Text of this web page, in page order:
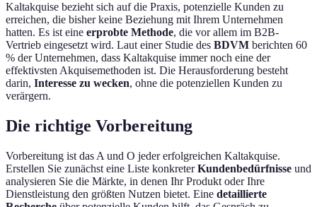
Kaltakquise bezieht sich auf die Praxis, potenzielle Kunden zu
erreichen, die bisher keine Beziehung mit Ihrem Unternehmen
hatten. Es ist eine erprobte Methode, die vor allem im B2B-
Vertrieb eingesetzt wird. Laut einer Studie des BDVM berichten 60
% der Unternehmen, dass Kaltakquise immer noch eine der
effektivsten Akquisemethoden ist. Die Herausforderung besteht
darin, Interesse zu wecken, ohne die potenziellen Kunden zu
verärgern.
Die richtige Vorbereitung
Vorbereitung ist das A und O jeder erfolgreichen Kaltakquise.
Erstellen Sie zunächst eine Liste konkreterKundenbedürfnisse und
analysieren Sie die Märkte, in denen Ihr Produkt oder Ihre
Dienstleistung den größten Nutzen bietet. Eine detaillierte